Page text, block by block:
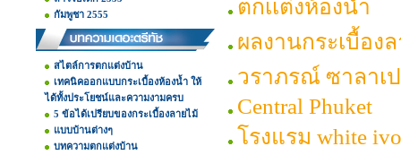
กัมพูชา 2555
สไตล์การตกแต่งบ้าน
เทคนิคออกแบบกระเบื้องห้องน้ำ ให้
ได้ทั้งประโยชน์และความงามครบ
5 ข้อได้เปรียบของกระเบื้องลายไม้
แบบบ้านต่างๆ
บทความตกแต่งบ้าน
ตกเเต่งห้องน้ำ
ผลงานกระเบื้อง
วราภรณ์ ซาลาเ
Central Phuket
โรงแรม white